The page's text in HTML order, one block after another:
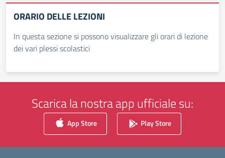
ORARIO DELLE LEZIONI
In questa sezione si possono visualizzare gli orari di lezione
dei vari plessi scolastici
Scarica la nostra app ufficiale su:
App Store Play Store